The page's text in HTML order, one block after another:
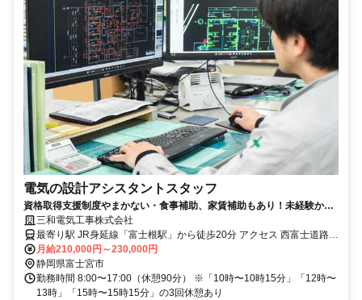
電気の設計アシスタントスタッフ
資格取得支援制度やまかない・食事補助、家賃補助もあり！未経験から
CSDや設計図を作ってみたい方必見です！
三和電気工事株式会社
最寄り駅 JR身延線「富士根駅」から徒歩20分 アクセス 西富士道路
「富士宮出口」付近
月給210,000円～230,000円
静岡県富士宮市
勤務時間 8:00〜17:00（休憩90分） ※「10時〜10時15分」「12時〜
13時」「15時〜15時15分」の3回休憩あり